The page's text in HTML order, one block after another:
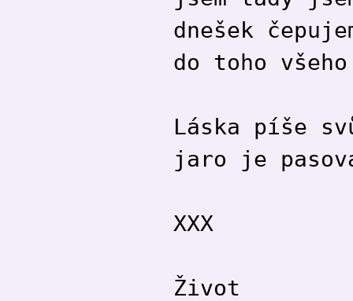
dnešek
do toho
Láska píše
jaro je
XXX
Život